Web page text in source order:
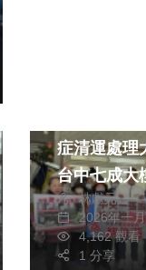
症清運處理
台中七成大
謀出路 國民黨市議
員楊大鋐憂
更大漲價和
林獻元
2026年一
4,162 觀看
1 分享